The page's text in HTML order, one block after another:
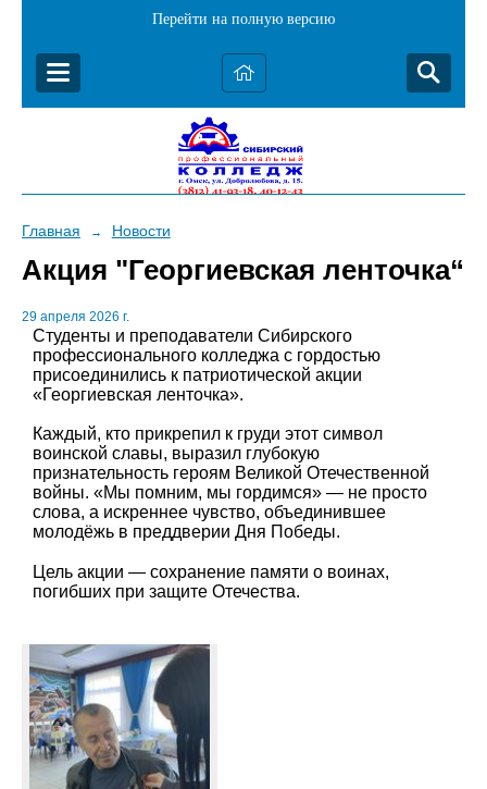
Перейти на полную версию
Главная → Новости
Акция "Георгиевская ленточка“
29 апреля 2026 г.
Студенты и преподаватели Сибирского
профессионального колледжа с гордостью
присоединились к патриотической акции
«Георгиевская ленточка».
Каждый, кто прикрепил к груди этот символ
воинской славы, выразил глубокую
признательность героям Великой Отечественной
войны. «Мы помним, мы гордимся» — не просто
слова, а искреннее чувство, объединившее
молодёжь в преддверии Дня Победы.
Цель акции — сохранение памяти о воинах,
погибших при защите Отечества.